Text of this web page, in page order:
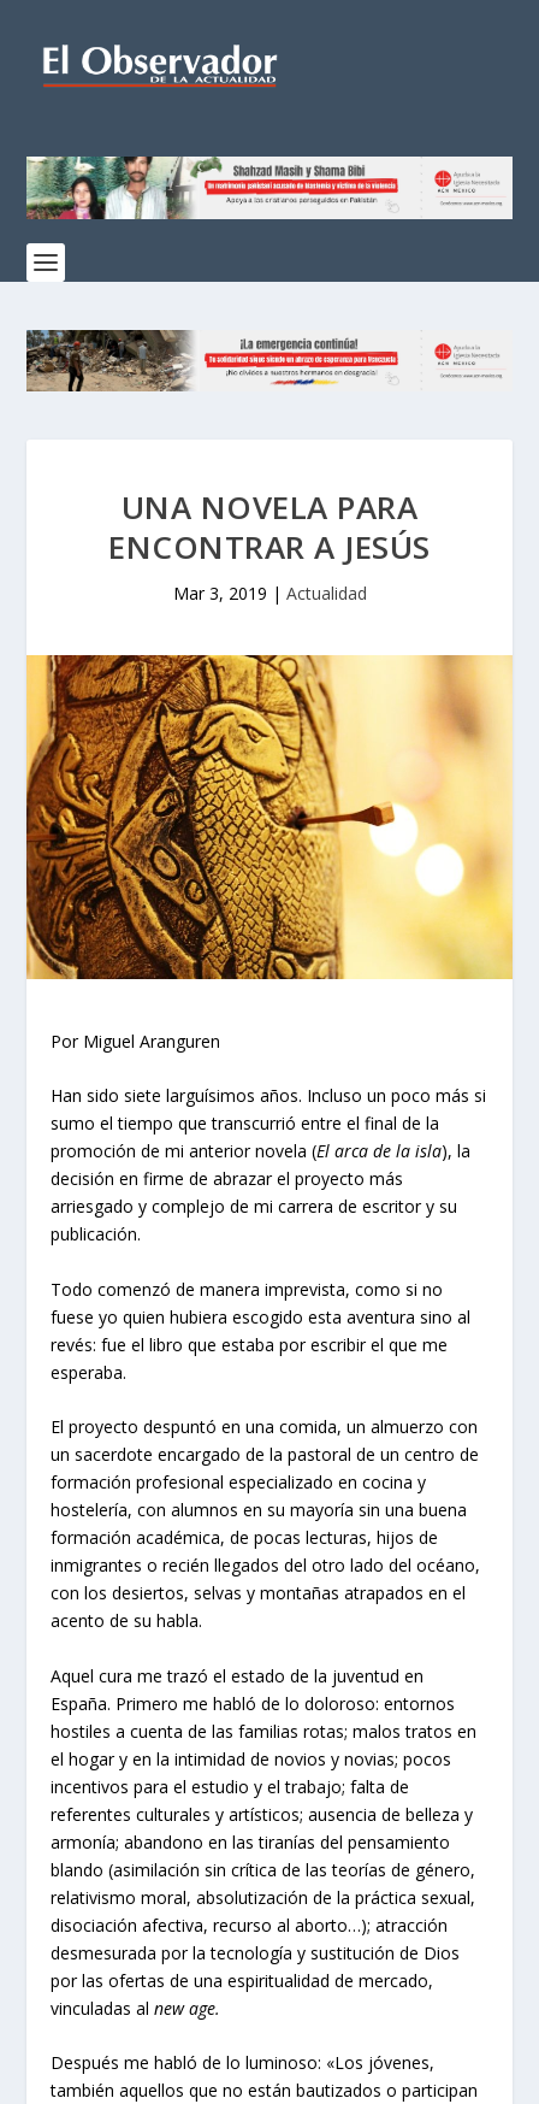
UNA NOVELA PARA
ENCONTRAR A JESÚS
Mar 3, 2019 | Actualidad
Por Miguel Aranguren
Han sido siete larguísimos años. Incluso un poco más si
sumo el tiempo que transcurrió entre el final de la
promoción de mi anterior novela (El arca de la isla), la
decisión en firme de abrazar el proyecto más
arriesgado y complejo de mi carrera de escritor y su
publicación.
Todo comenzó de manera imprevista, como si no
fuese yo quien hubiera escogido esta aventura sino al
revés: fue el libro que estaba por escribir el que me
esperaba.
El proyecto despuntó en una comida, un almuerzo con
un sacerdote encargado de la pastoral de un centro de
formación profesional especializado en cocina y
hostelería, con alumnos en su mayoría sin una buena
formación académica, de pocas lecturas, hijos de
inmigrantes o recién llegados del otro lado del océano,
con los desiertos, selvas y montañas atrapados en el
acento de su habla.
Aquel cura me trazó el estado de la juventud en
España. Primero me habló de lo doloroso: entornos
hostiles a cuenta de las familias rotas; malos tratos en
el hogar y en la intimidad de novios y novias; pocos
incentivos para el estudio y el trabajo; falta de
referentes culturales y artísticos; ausencia de belleza y
armonía; abandono en las tiranías del pensamiento
blando (asimilación sin crítica de las teorías de género,
relativismo moral, absolutización de la práctica sexual,
disociación afectiva, recurso al aborto…); atracción
desmesurada por la tecnología y sustitución de Dios
por las ofertas de una espiritualidad de mercado,
vinculadas alnew age.
Después me habló de lo luminoso: «Los jóvenes,
también aquellos que no están bautizados o participan